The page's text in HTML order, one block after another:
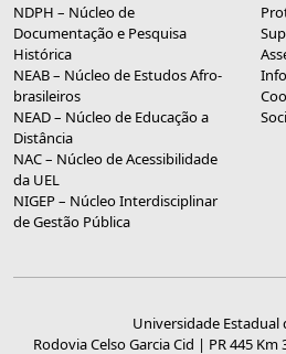
NDPH – Núcleo de
Documentação e Pesquisa
Histórica
NEAB – Núcleo de Estudos Afro-
brasileiros
NEAD – Núcleo de Educação a
Distância
NAC – Núcleo de Acessibilidade
da UEL
NIGEP – Núcleo Interdisciplinar
de Gestão Pública
Universidade Estadual
Rodovia Celso Garcia Cid | PR 445